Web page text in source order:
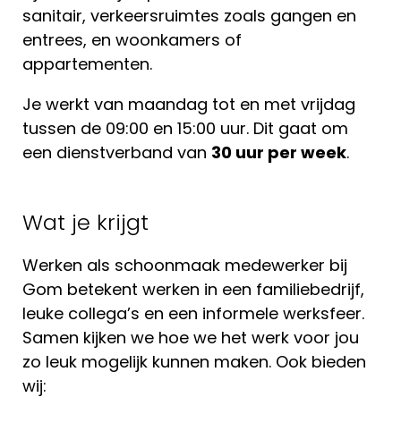
sanitair, verkeersruimtes zoals gangen en
entrees, en woonkamers of
appartementen.
Je werkt van maandag tot en met vrijdag
tussen de 09:00 en 15:00 uur. Dit gaat om
een dienstverband van 30 uur per week.
Wat je krijgt
Werken als schoonmaak medewerker bij
Gom betekent werken in een familiebedrijf,
leuke collega’s en een informele werksfeer.
Samen kijken we hoe we het werk voor jou
zo leuk mogelijk kunnen maken. Ook bieden
wij: